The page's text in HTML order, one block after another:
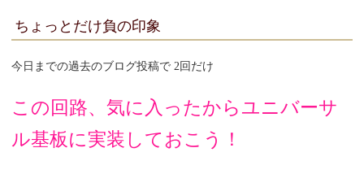
ちょっとだけ負の印象
今日までの過去のブログ投稿で 2回だけ
この回路、気に入ったからユニバーサ
ル基板に実装しておこう！